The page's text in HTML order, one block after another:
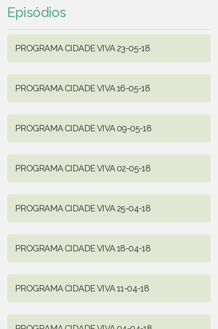
Episódios
PROGRAMA CIDADE VIVA 23-05-18
PROGRAMA CIDADE VIVA 16-05-18
PROGRAMA CIDADE VIVA 09-05-18
PROGRAMA CIDADE VIVA 02-05-18
PROGRAMA CIDADE VIVA 25-04-18
PROGRAMA CIDADE VIVA 18-04-18
PROGRAMA CIDADE VIVA 11-04-18